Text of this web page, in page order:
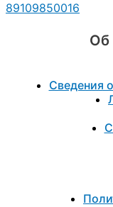
89109850016
Об
Сведения